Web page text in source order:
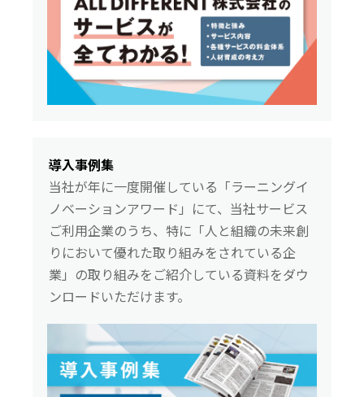
導入事例集
当社が年に一度開催している「ラーニングイ
ノベーションアワード」にて、当社サービス
ご利用企業のうち、特に「人と組織の未来創
りにおいて優れた取り組みをされている企
業」の取り組みをご紹介している資料をダウ
ンロードいただけます。